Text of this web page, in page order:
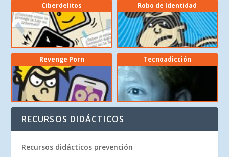
Ciberdelitos Robo de Identidad
Revenge Porn Tecnoadicción
RECURSOS DIDÁCTICOS
Recursos didácticos prevención